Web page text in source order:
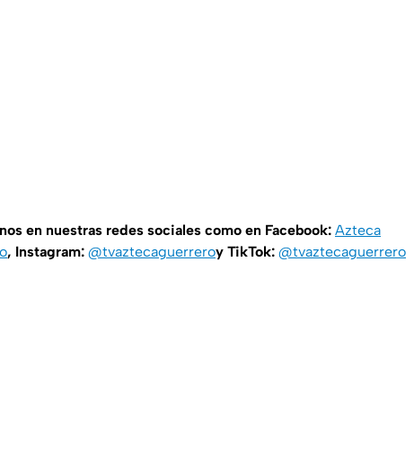
en nuestras redes sociales como en Facebook: Azteca
, Instagram: @tvaztecaguerreroy TikTok: @tvaztecaguerrero